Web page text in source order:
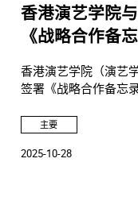
香港演艺学院
《战略合作备忘
香港演艺学院（演艺
签署《战略合作备忘
各自资源，建立常态
动能。
主要
2025-10-28